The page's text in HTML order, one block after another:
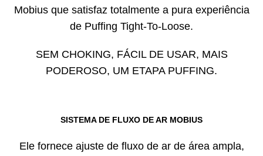
Mobiusque satisfaz totalmente a pura experiência
de Puffing Tight-To-Loose.
SEM CHOKING, FÁCIL DE USAR, MAIS
PODEROSO, UM ETAPA PUFFING.
SISTEMA DE FLUXO DE AR MOBIUS
Ele fornece ajuste de fluxo de ar de área ampla,